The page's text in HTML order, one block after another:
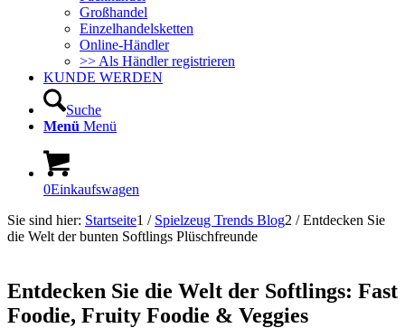
Großhandel
Einzelhandelsketten
Online-Händler
>> Als Händler registrieren
KUNDE WERDEN
Suche
Menü Menü
0Einkaufswagen
Sie sind hier: Startseite1 / Spielzeug Trends Blog2 / Entdecken Sie
die Welt der bunten Softlings Plüschfreunde
Entdecken Sie die Welt der Softlings: Fast
Foodie, Fruity Foodie & Veggies